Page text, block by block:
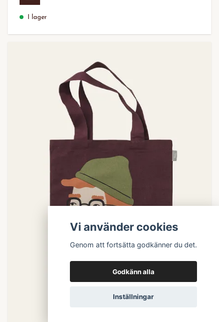
I lager
Vi använder cookies
Genom att fortsätta godkänner du det.
Godkänn alla
Inställningar